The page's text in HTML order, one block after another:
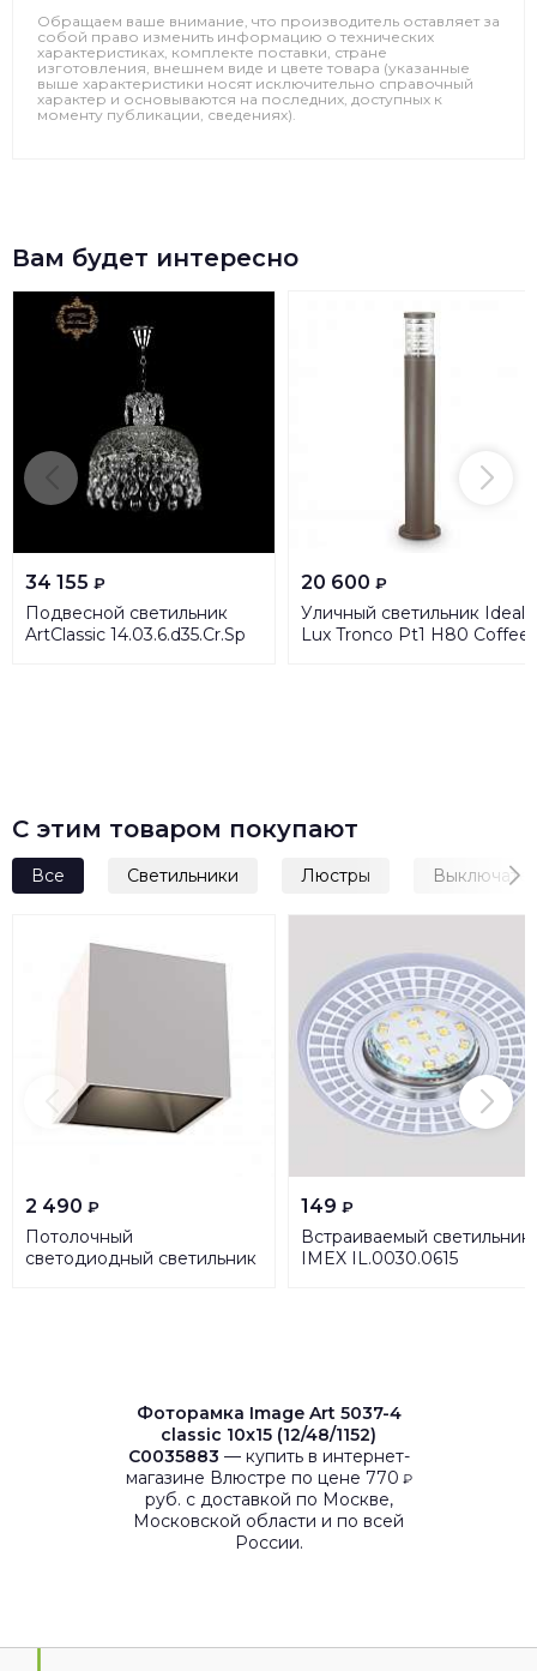
Обращаем ваше внимание, что производитель оставляет за
собой право изменить информацию о технических
характеристиках, комплекте поставки, стране
изготовления, внешнем виде и цвете товара (указанные
выше характеристики носят исключительно справочный
характер и основываются на последних, доступных к
моменту публикации, сведениях).
Вам будет интересно
34 155 ₽
Подвесной светильник
ArtClassic 14.03.6.d35.Cr.Sp
20 600 ₽
Уличный светильник Ideal
Lux Tronco Pt1 H80 Coffee
С этим товаром покупают
Все Светильники Люстры
2 490 ₽
Потолочный
светодиодный светильник
149 ₽
Встраиваемый светильник
IMEX IL.0030.0615
Фоторамка Image Art 5037-4
classic 10x15 (12/48/1152)
C0035883 — купить в интернет-
магазине Влюстре по цене 770 ₽
руб. с доставкой по Москве,
Московской области и по всей
России.